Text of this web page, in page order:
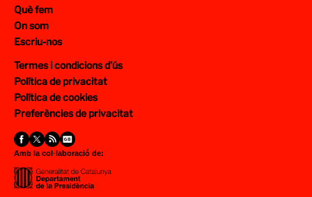
Què fem
On som
Escriu-nos
Termes i condicions d’ús
Política de privacitat
Política de cookies
Preferències de privacitat
Amb la col·laboració de: